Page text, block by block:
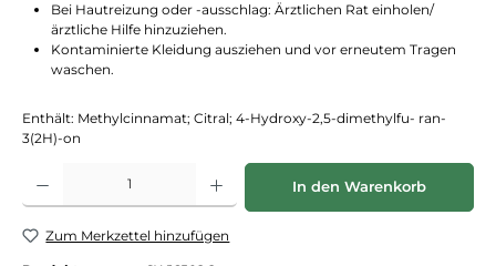
Bei Hautreizung oder -ausschlag: Ärztlichen Rat einholen/
ärztliche Hilfe hinzuziehen.
Kontaminierte Kleidung ausziehen und vor erneutem Tragen
waschen.
Enthält: Methylcinnamat; Citral; 4-Hydroxy-2,5-dimethylfu- ran-
3(2H)-on
Produkt Anzahl: Gib den gewünschten Wert ein oder benutze die
In den Warenkorb
Zum Merkzettel hinzufügen